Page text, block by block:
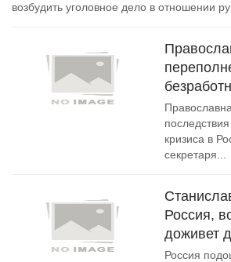
возбудить уголовное дело в отношении
кризиса в
секретаря...
Россия,
доживет
Россия